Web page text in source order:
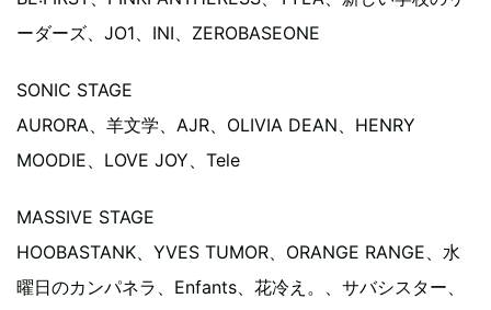
ーダーズ、JO1、INI、ZEROBASEONE
SONIC STAGE
AURORA、⽺⽂学、AJR、OLIVIA DEAN、HENRY
MOODIE、LOVE JOY、Tele
MASSIVE STAGE
HOOBASTANK、YVES TUMOR、ORANGE RANGE、⽔
曜⽇のカンパネラ、Enfants、花冷え。、サバシスター、